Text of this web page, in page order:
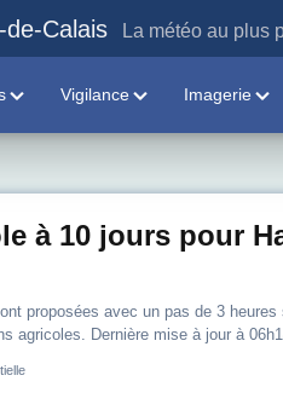
Calais La météo au plus
Vigilance Imagerie
à 10 jours pour
proposées avec un pas de 3
agricoles. Dernière mise à jour à